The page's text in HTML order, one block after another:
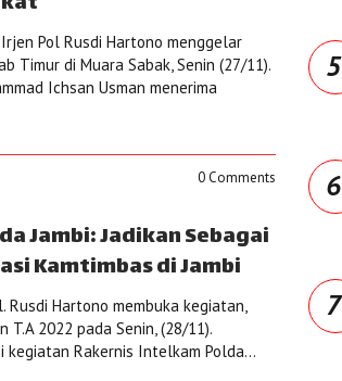
Irjen Pol Rusdi Hartono menggelar
Timur di Muara Sabak, Senin (27/11).
Ichsan Usman menerima
0 Comments
Jambi: Jadikan Sebagai
Kamtimbas di Jambi
Rusdi Hartono membuka kegiatan,
T.A 2022 pada Senin, (28/11).
kegiatan Rakernis Intelkam Polda...
5
6
7